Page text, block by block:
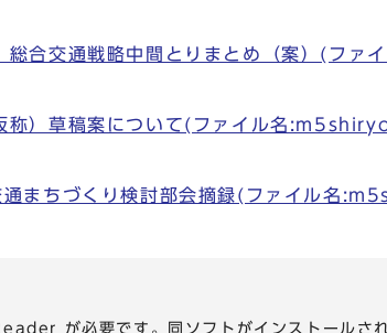
合交通戦略中間とりまとめ（案）(フ
称）草稿案について(ファイル名
まちづくり検討部会摘録(ファイル名
が必要です。同ソフトがインストールさ